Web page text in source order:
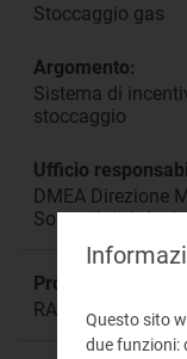
Stoccaggio gas
Argomento:
Sistema di
stoccaggio
Ufficio
DMEA Direzione
Sostenibilità
Procedimento:
RAST
Questo sito
due funzioni: